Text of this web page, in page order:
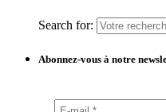
Search for:
Abonnez-vous à notre